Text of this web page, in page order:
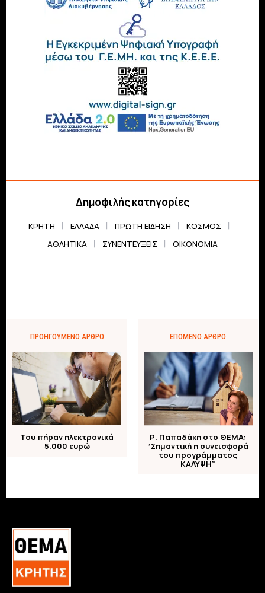
Δημοφιλής κατηγορίες
ΚΡΗΤΗ ΕΛΛΆΔΑ ΠΡΏΤΗ ΕΊΔΗΣΗ
ΚΌΣΜΟΣ
ΑΘΛΗΤΙΚΆ
ΣΥΝΕΝΤΕΎΞΕΙΣ ΟΙΚΟΝΟΜΊΑ
ΠΡΟΗΓΟΎΜΕΝΟ ΆΡΘΡΟ
Του πήραν ηλεκτρονικά
5.000 ευρώ
ΕΠΌΜΕΝΟ ΆΡΘΡΟ
Ρ. Παπαδάκη στο ΘΕΜΑ:
“Σημαντική η συνεισφορά
του προγράμματος
ΚΑΛΥΨΗ”